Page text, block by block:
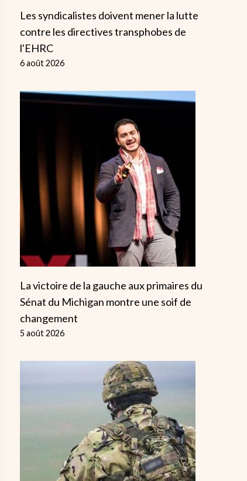
Les syndicalistes doivent mener la lutte
contre les directives transphobes de
l'EHRC
6 août 2026
La victoire de la gauche aux primaires du
Sénat du Michigan montre une soif de
changement
5 août 2026